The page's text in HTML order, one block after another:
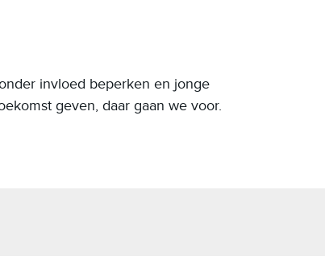
invloed beperken en jonge
geven, daar gaan we voor.